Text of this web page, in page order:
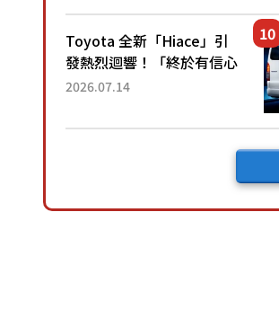
公里，兼具優異節能表現與
舒適「三...
Toyota 全新「Hiace」引
發熱烈迴響！「終於有信心
下訂了！」「哪個等級交車
後竟然還要等「超過半年」
2026.07.14